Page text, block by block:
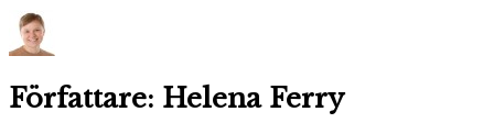
Författare: Helena Ferry